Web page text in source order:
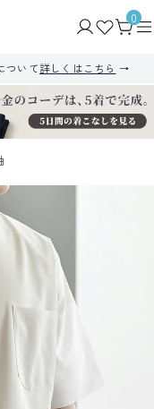
0
ついて詳しくはこちら